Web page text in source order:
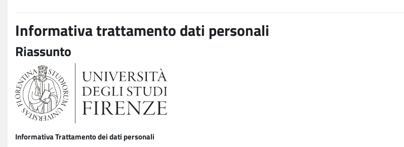
Informativa trattamento dati personali
Riassunto
Informativa Trattamento dei dati personali